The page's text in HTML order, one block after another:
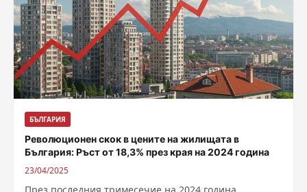
БЪЛГАРИЯ
Революционен скок в цените на жилищата в
България: Ръст от 18,3% през края на 2024 година
23/04/2025
През последния тримесечие на 2024 година